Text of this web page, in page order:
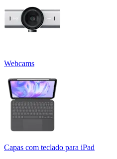
Webcams
Capas com teclado para iPad